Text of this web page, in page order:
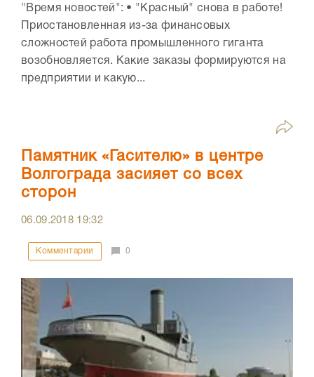
"Время новостей": • "Красный" снова в работе!
Приостановленная из-за финансовых
сложностей работа промышленного гиганта
возобновляется. Какие заказы формируются на
предприятии и какую...
Памятник «Гасителю» в центре
Волгограда засияет со всех
сторон
06.09.2018 19:32
Комментарии 0